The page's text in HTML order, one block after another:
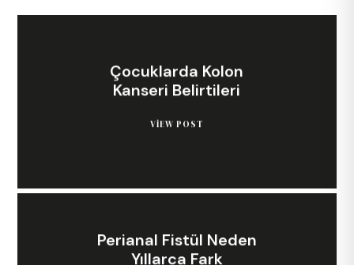
Çocuklarda Kolon
Kanseri Belirtileri
VIEW POST
Perianal Fistül Neden
Yıllarca Fark